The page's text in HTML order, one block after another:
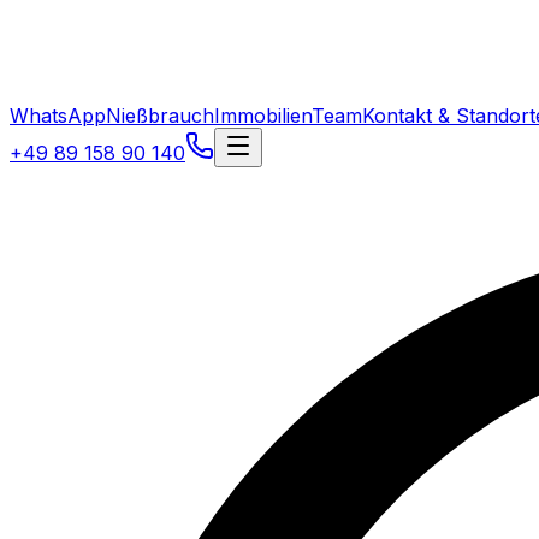
WhatsAppNießbrauchImmobilienTeamKontakt &
+49 89 158 90 140